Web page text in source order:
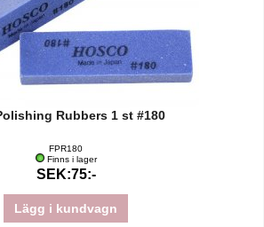
Rubbers 1 st #180
FPR180
Finns i lager
SEK:75:-
Lägg i kundvagn